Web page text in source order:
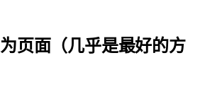
页面（几乎是最好的方